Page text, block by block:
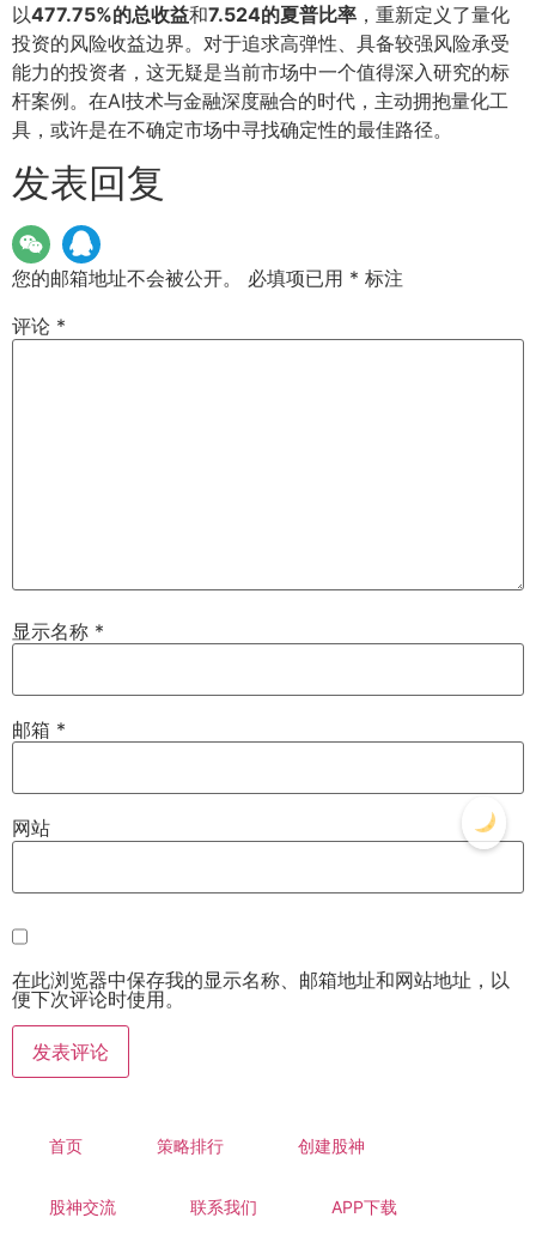
以477.75%的总收益和7.524的夏普比率 ，重新定义了量化
投资的风险收益边界。对于追求高弹性、具备较强风险承受
能力的投资者，这无疑是当前市场中一个值得深入研究的标
杆案例。在AI技术与金融深度融合的时代，主动拥抱量化工
具，或许是在不确定市场中寻找确定性的最佳路径。
发表回复
您的邮箱地址不会被公开。 必填项已用 * 标注
评论 *
显示名称 *
邮箱 *
网站
在此浏览器中保存我的显示名称、邮箱地址和网站地址，以
便下次评论时使用。
首页 策略排行 创建股神
股神交流 联系我们 APP下载